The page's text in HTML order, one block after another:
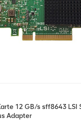
12 GB/s sff8643 LSI
Adapter